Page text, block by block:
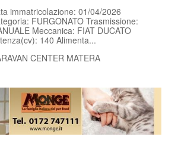
immatricolazione: 01/04/2026
FURGONATO Trasmissione:
Meccanica: FIAT DUCATO
140 Alimenta...
CENTER MATERA